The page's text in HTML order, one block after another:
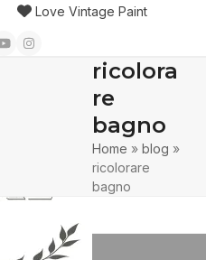
Love Vintage Paint
YouTubeInstagram
ricolora
re
bagno
Home »blog »
ricolorare
bagno